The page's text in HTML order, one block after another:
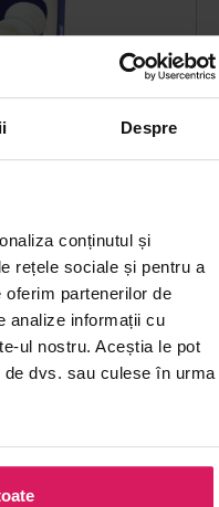
Despre
conținutul și
rețele sociale și pentru a
partenerilor de
analize informații cu
ul nostru. Aceștia le pot
dvs. sau culese în urma
savurat lângă ceai